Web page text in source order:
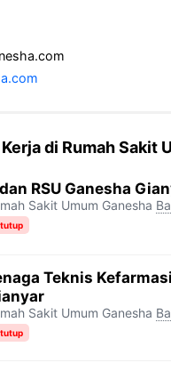
di Rumah Sakit
RSU Ganesha
Sakit Umum Ganesha
Teknis
Sakit Umum Ganesha